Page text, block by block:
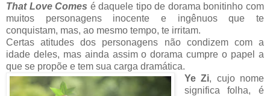
That Love Comes é daquele tipo de dorama bonitinho com
muitos personagens inocente e ingênuos que te
conquistam, mas, ao mesmo tempo, te irritam.
Certas atitudes dos personagens não condizem com a
idade deles, mas ainda assim o dorama cumpre o papel a
que se propõe e tem sua carga dramática.
Ye Zi, cujo nome
significa folha, é